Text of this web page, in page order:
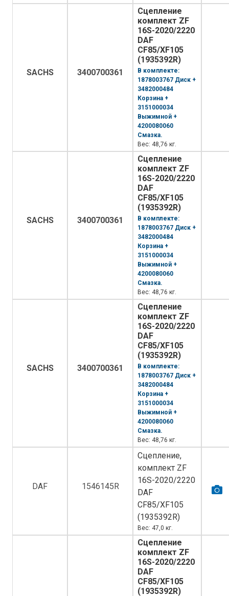
SACHS 3400700361
Сцепление
комплект ZF
16S-2020/2220
DAF
CF85/XF105
(1935392R)
В комплекте:
1878003767 Диск +
3482000484
Корзина +
3151000034
Выжимной +
4200080060
Смазка.
Вес: 48,76 кг.
SACHS 3400700361
Сцепление
комплект ZF
16S-2020/2220
DAF
CF85/XF105
(1935392R)
В комплекте:
1878003767 Диск +
3482000484
Корзина +
3151000034
Выжимной +
4200080060
Смазка.
Вес: 48,76 кг.
SACHS 3400700361
Сцепление
комплект ZF
16S-2020/2220
DAF
CF85/XF105
(1935392R)
В комплекте:
1878003767 Диск +
3482000484
Корзина +
3151000034
Выжимной +
4200080060
Смазка.
Вес: 48,76 кг.
DAF 1546145R
Сцепление,
комплект ZF
16S-2020/2220
DAF
CF85/XF105
(1935392R)
Вес: 47,0 кг.
Сцепление
комплект ZF
16S-2020/2220
DAF
CF85/XF105
(1935392R)